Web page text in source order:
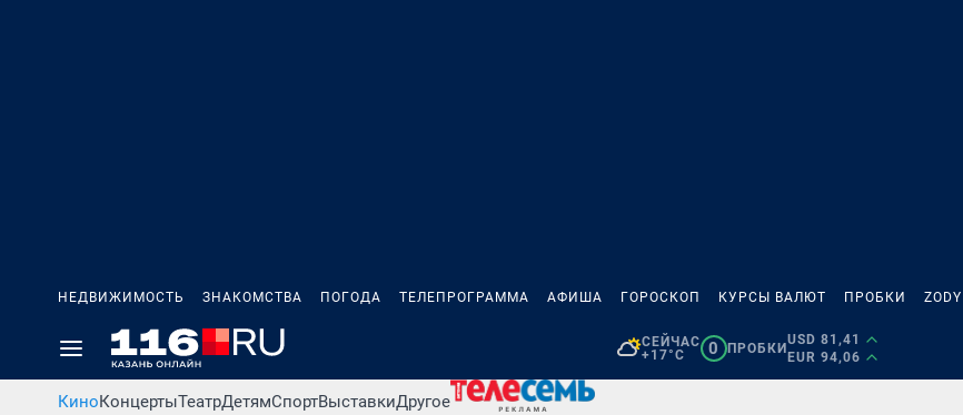
НЕДВИЖИМОСТЬ ЗНАКОМСТВА ПОГОДА ТЕЛЕПРОГРАММА АФИША ГОРОСКОП КУРСЫ ВАЛЮТ ПРОБКИ ZODY
СЕЙЧАС
+17°C
0 ПРОБКИ
USD 81,41
EUR 94,06
КиноКонцертыТеатрДетямСпортВыставкиДругое